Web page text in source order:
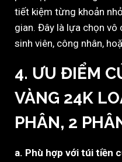
tiết kiệm từng khoản
gian. Đây là lựa chọn vô
sinh viên, công nhân,
4. ƯU ĐIỂM
VÀNG 24K
PHÂN, 2
a. Phù hợp với túi tiền